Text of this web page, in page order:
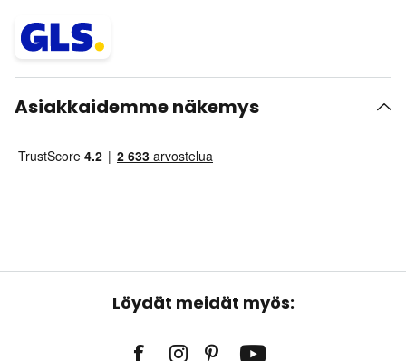
Asiakkaidemme näkemys
Löydät meidät myös: